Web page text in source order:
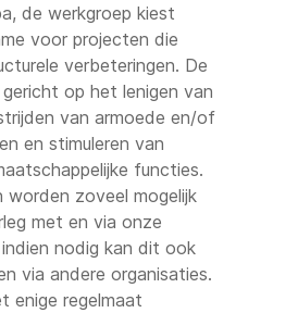
de werkgroep kiest
voor projecten die
verbeteringen. De
op het lenigen van
van armoede en/of
en stimuleren van
functies.
zoveel mogelijk
met en via onze
nodig kan dit ook
via andere organisaties.
enige regelmaat